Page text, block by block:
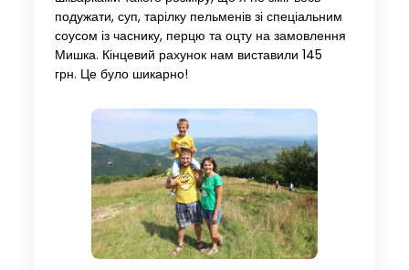
подужати, суп, тарілку пельменів зі спеціальним
соусом із часнику, перцю та оцту на замовлення
Мишка. Кінцевий рахунок нам виставили 145
грн. Це було шикарно!